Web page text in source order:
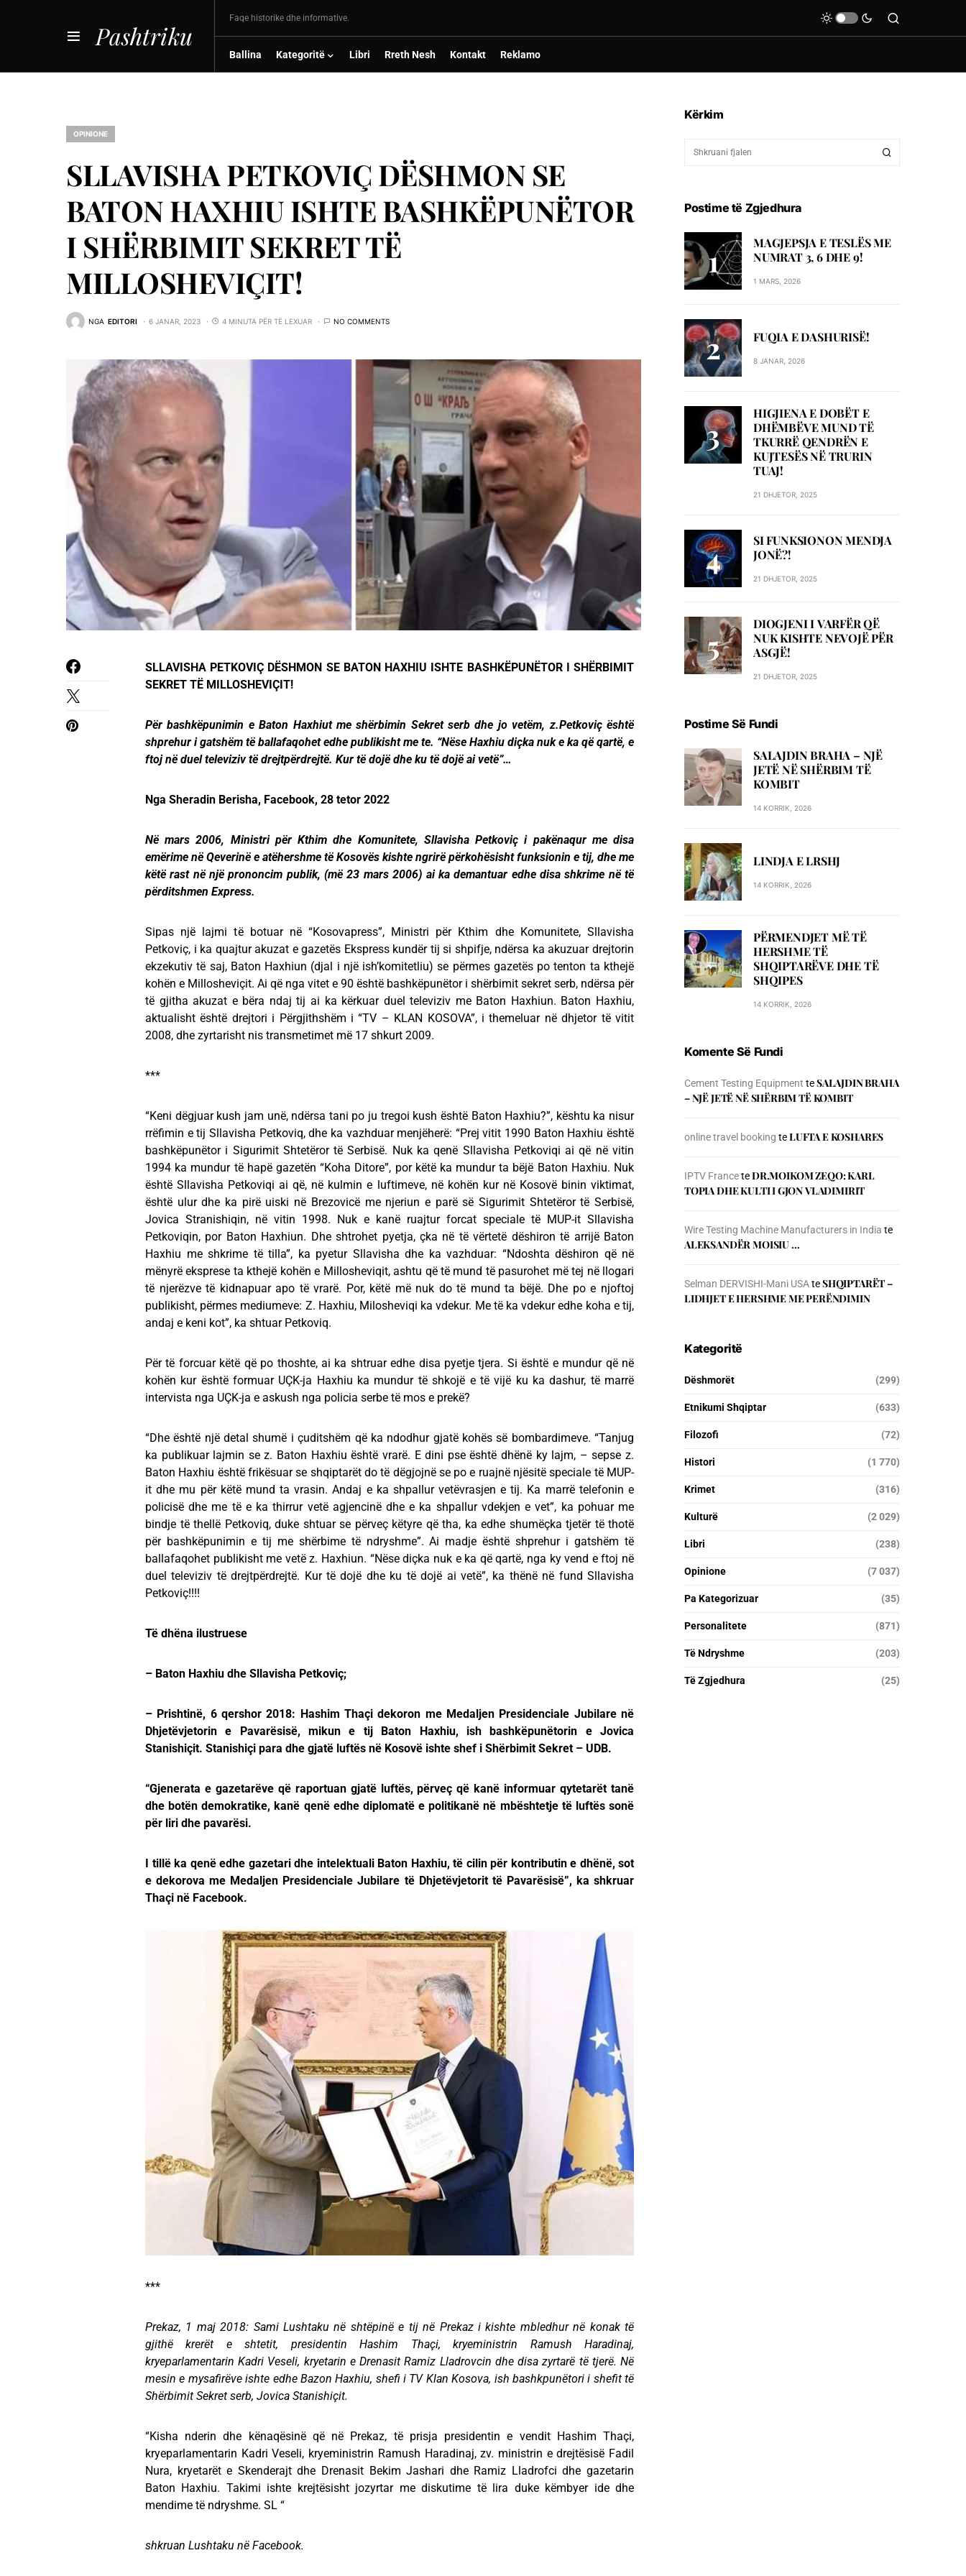
Pashtriku
Faqe historike dhe informative.
Ballina Kategoritë Libri Rreth Nesh Kontakt Reklamo
OPINIONE
SLLAVISHA PETKOVIÇ DËSHMON SE
BATON HAXHIU ISHTE BASHKËPUNËTOR
I SHËRBIMIT SEKRET TË
MILLOSHEVIÇIT!
NGA EDITORI 6 JANAR, 2023 4 MINUTA PËR TË LEXUAR NO COMMENTS
SLLAVISHA PETKOVIÇ DËSHMON SE BATON HAXHIU ISHTE BASHKËPUNËTOR I SHËRBIMIT
SEKRET TË MILLOSHEVIÇIT!
Për bashkëpunimin e Baton Haxhiut me shërbimin Sekret serb dhe jo vetëm, z.Petkoviç është
shprehur i gatshëm të ballafaqohet edhe publikisht me te. “Nëse Haxhiu diçka nuk e ka që qartë, e
ftoj në duel televiziv të drejtpërdrejtë. Kur të dojë dhe ku të dojë ai vetë”…
Nga Sheradin Berisha, Facebook, 28 tetor 2022
Në mars 2006, Ministri për Kthim dhe Komunitete, Sllavisha Petkoviç i pakënaqur me disa
emërime në Qeverinë e atëhershme të Kosovës kishte ngrirë përkohësisht funksionin e tij, dhe me
këtë rast në një prononcim publik, (më 23 mars 2006) ai ka demantuar edhe disa shkrime në të
përditshmen Express.
Sipas një lajmi të botuar në “Kosovapress”, Ministri për Kthim dhe Komunitete, Sllavisha
Petkoviç, i ka quajtur akuzat e gazetës Ekspress kundër tij si shpifje, ndërsa ka akuzuar drejtorin
ekzekutiv të saj, Baton Haxhiun (djal i një ish’komitetliu) se përmes gazetës po tenton ta kthejë
kohën e Millosheviçit. Ai që nga vitet e 90 është bashkëpunëtor i shërbimit sekret serb, ndërsa për
të gjitha akuzat e bëra ndaj tij ai ka kërkuar duel televiziv me Baton Haxhiun. Baton Haxhiu,
aktualisht është drejtori i Përgjithshëm i “TV – KLAN KOSOVA”, i themeluar në dhjetor të vitit
2008, dhe zyrtarisht nis transmetimet më 17 shkurt 2009.
***
“Keni dëgjuar kush jam unë, ndërsa tani po ju tregoi kush është Baton Haxhiu?”, kështu ka nisur
rrëfimin e tij Sllavisha Petkoviq, dhe ka vazhduar menjëherë: “Prej vitit 1990 Baton Haxhiu është
bashkëpunëtor i Sigurimit Shtetëror të Serbisë. Nuk ka qenë Sllavisha Petkoviqi ai që në vitin
1994 ka mundur të hapë gazetën “Koha Ditore”, por këtë ka mundur ta bëjë Baton Haxhiu. Nuk
është Sllavisha Petkoviqi ai që, në kulmin e luftimeve, në kohën kur në Kosovë binin viktimat,
është ulur dhe ka pirë uiski në Brezovicë me njeriun e parë së Sigurimit Shtetëror të Serbisë,
Jovica Stranishiqin, në vitin 1998. Nuk e kanë ruajtur forcat speciale të MUP-it Sllavisha
Petkoviqin, por Baton Haxhiun. Dhe shtrohet pyetja, çka në të vërtetë dëshiron të arrijë Baton
Haxhiu me shkrime të tilla”, ka pyetur Sllavisha dhe ka vazhduar: “Ndoshta dëshiron që në
mënyrë eksprese ta kthejë kohën e Millosheviqit, ashtu që të mund të pasurohet më tej në llogari
të njerëzve të kidnapuar apo të vrarë. Por, këtë më nuk do të mund ta bëjë. Dhe po e njoftoj
publikisht, përmes mediumeve: Z. Haxhiu, Milosheviqi ka vdekur. Me të ka vdekur edhe koha e tij,
andaj e keni kot”, ka shtuar Petkoviq.
Për të forcuar këtë që po thoshte, ai ka shtruar edhe disa pyetje tjera. Si është e mundur që në
kohën kur është formuar UÇK-ja Haxhiu ka mundur të shkojë e të vijë ku ka dashur, të marrë
intervista nga UÇK-ja e askush nga policia serbe të mos e prekë?
“Dhe është një detal shumë i çuditshëm që ka ndodhur gjatë kohës së bombardimeve. “Tanjug
ka publikuar lajmin se z. Baton Haxhiu është vrarë. E dini pse është dhënë ky lajm, – sepse z.
Baton Haxhiu është frikësuar se shqiptarët do të dëgjojnë se po e ruajnë njësitë speciale të MUP-
it dhe mu për këtë mund ta vrasin. Andaj e ka shpallur vetëvrasjen e tij. Ka marrë telefonin e
policisë dhe me të e ka thirrur vetë agjencinë dhe e ka shpallur vdekjen e vet”, ka pohuar me
bindje të thellë Petkoviq, duke shtuar se përveç këtyre që tha, ka edhe shumëçka tjetër të thotë
për bashkëpunimin e tij me shërbime të ndryshme”. Ai madje është shprehur i gatshëm të
ballafaqohet publikisht me vetë z. Haxhiun. “Nëse diçka nuk e ka që qartë, nga ky vend e ftoj në
duel televiziv të drejtpërdrejtë. Kur të dojë dhe ku të dojë ai vetë”, ka thënë në fund Sllavisha
Petkoviç!!!!
Të dhëna ilustruese
– Baton Haxhiu dhe Sllavisha Petkoviç;
– Prishtinë, 6 qershor 2018: Hashim Thaçi dekoron me Medaljen Presidenciale Jubilare në
Dhjetëvjetorin e Pavarësisë, mikun e tij Baton Haxhiu, ish bashkëpunëtorin e Jovica
Stanishiçit. Stanishiçi para dhe gjatë luftës në Kosovë ishte shef i Shërbimit Sekret – UDB.
“Gjenerata e gazetarëve që raportuan gjatë luftës, përveç që kanë informuar qytetarët tanë
dhe botën demokratike, kanë qenë edhe diplomatë e politikanë në mbështetje të luftës sonë
për liri dhe pavarësi.
I tillë ka qenë edhe gazetari dhe intelektuali Baton Haxhiu, të cilin për kontributin e dhënë, sot
e dekorova me Medaljen Presidenciale Jubilare të Dhjetëvjetorit të Pavarësisë”, ka shkruar
Thaçi në Facebook.
***
Prekaz, 1 maj 2018: Sami Lushtaku në shtëpinë e tij në Prekaz i kishte mbledhur në konak të
gjithë krerët e shtetit, presidentin Hashim Thaçi, kryeministrin Ramush Haradinaj,
kryeparlamentarin Kadri Veseli, kryetarin e Drenasit Ramiz Lladrovcin dhe disa zyrtarë të tjerë. Në
mesin e mysafirëve ishte edhe Bazon Haxhiu, shefi i TV Klan Kosova, ish bashkpunëtori i shefit të
Shërbimit Sekret serb, Jovica Stanishiçit.
“Kisha nderin dhe kënaqësinë që në Prekaz, të prisja presidentin e vendit Hashim Thaçi,
kryeparlamentarin Kadri Veseli, kryeministrin Ramush Haradinaj, zv. ministrin e drejtësisë Fadil
Nura, kryetarët e Skenderajt dhe Drenasit Bekim Jashari dhe Ramiz Lladrofci dhe gazetarin
Baton Haxhiu. Takimi ishte krejtësisht jozyrtar me diskutime të lira duke këmbyer ide dhe
mendime të ndryshme. SL “
shkruan Lushtaku në Facebook.
Kërkim
Postime të Zgjedhura
MAGJEPSJA E TESLËS ME
NUMRAT 3, 6 DHE 9!
1 MARS, 2026
FUQIA E DASHURISË!
8 JANAR, 2026
HIGJIENA E DOBËT E
DHËMBËVE MUND TË
TKURRË QENDRËN E
KUJTESËS NË TRURIN
TUAJ!
21 DHJETOR, 2025
SI FUNKSIONON MENDJA
JONË?!
21 DHJETOR, 2025
DIOGJENI I VARFËR QË
NUK KISHTE NEVOJË PËR
ASGJË!
21 DHJETOR, 2025
Postime Së Fundi
SALAJDIN BRAHA – NJЁ
JETЁ NЁ SHЁRBIM TЁ
KOMBIT
14 KORRIK, 2026
LINDJA E LRSHJ
14 KORRIK, 2026
PËRMENDJET MË TË
HERSHME TË
SHQIPTARËVE DHE TË
SHQIPES
14 KORRIK, 2026
Komente Së Fundi
Cement Testing Equipment teSALAJDIN BRAHA
– NJЁ JETЁ NЁ SHЁRBIM TЁ KOMBIT
online travel booking teLUFTA E KOSHARES
IPTV FranceteDR.MOIKOM ZEQO: KARL
TOPIA DHE KULTI I GJON VLADIMIRIT
Wire Testing Machine Manufacturers in India te
ALEKSANDËR MOISIU …
Selman DERVISHI-Mani USAteSHQIPTARËT –
LIDHJET E HERSHME ME PERËNDIMIN
Kategoritë
Dëshmorët (299)
Etnikumi Shqiptar (633)
Filozofi (72)
Histori (1 770)
Krimet (316)
Kulturë (2 029)
Libri (238)
Opinione (7 037)
Pa Kategorizuar (35)
Personalitete (871)
Të Ndryshme (203)
Të Zgjedhura (25)